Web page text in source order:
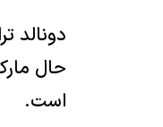
دونالد
حال
است.